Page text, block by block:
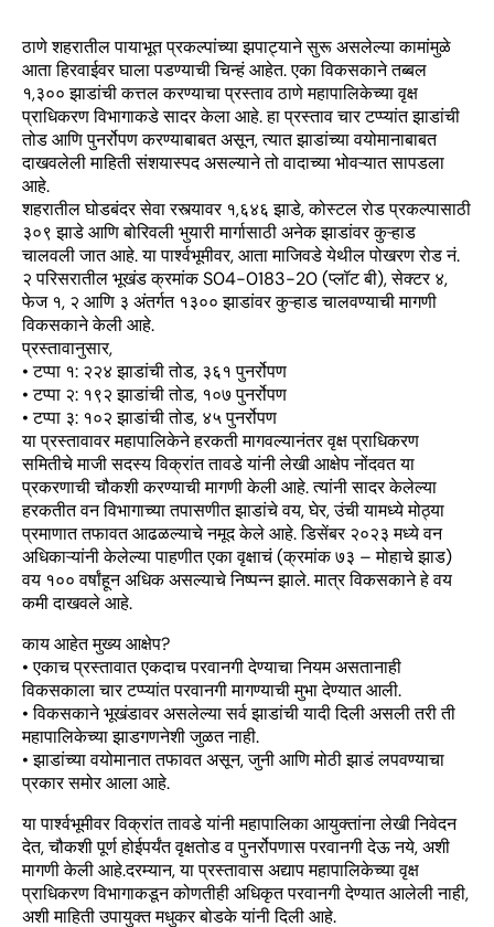
ठाणे शहरातील पायाभूत प्रकल्पांच्या झपाट्याने सुरू असलेल्या कामांमुळे
आता हिरवाईवर घाला पडण्याची चिन्हं आहेत. एका विकसकाने तब्बल
१,३०० झाडांची कत्तल करण्याचा प्रस्ताव ठाणे महापालिकेच्या वृक्ष
प्राधिकरण विभागाकडे सादर केला आहे. हा प्रस्ताव चार टप्प्यांत झाडांची
तोड आणि पुनर्रोपण करण्याबाबत असून, त्यात झाडांच्या वयोमानाबाबत
दाखवलेली माहिती संशयास्पद असल्याने तो वादाच्या भोवऱ्यात सापडला
आहे.
शहरातील घोडबंदर सेवा रस्त्यावर १,६४६ झाडे, कोस्टल रोड प्रकल्पासाठी
३०९ झाडे आणि बोरिवली भुयारी मार्गासाठी अनेक झाडांवर कुऱ्हाड
चालवली जात आहे. या पार्श्वभूमीवर, आता माजिवडे येथील पोखरण रोड नं.
२ परिसरातील भूखंड क्रमांक S04-0183-20 (प्लॉट बी), सेक्टर ४,
फेज १, २ आणि ३ अंतर्गत १३०० झाडांवर कुऱ्हाड चालवण्याची मागणी
विकसकाने केली आहे.
प्रस्तावानुसार,
• टप्पा १: २२४ झाडांची तोड, ३६१ पुनर्रोपण
• टप्पा २: १९२ झाडांची तोड, १०७ पुनर्रोपण
• टप्पा ३: १०२ झाडांची तोड, ४५ पुनर्रोपण
या प्रस्तावावर महापालिकेने हरकती मागवल्यानंतर वृक्ष प्राधिकरण
समितीचे माजी सदस्य विक्रांत तावडे यांनी लेखी आक्षेप नोंदवत या
प्रकरणाची चौकशी करण्याची मागणी केली आहे. त्यांनी सादर केलेल्या
हरकतीत वन विभागाच्या तपासणीत झाडांचे वय, घेर, उंची यामध्ये मोठ्या
प्रमाणात तफावत आढळल्याचे नमूद केले आहे. डिसेंबर २०२३ मध्ये वन
अधिकाऱ्यांनी केलेल्या पाहणीत एका वृक्षाचं (क्रमांक ७३ – मोहाचे झाड)
वय १०० वर्षांहून अधिक असल्याचे निष्पन्न झाले. मात्र विकसकाने हे वय
कमी दाखवले आहे.
काय आहेत मुख्य आक्षेप?
• एकाच प्रस्तावात एकदाच परवानगी देण्याचा नियम असतानाही
विकसकाला चार टप्प्यांत परवानगी मागण्याची मुभा देण्यात आली.
• विकसकाने भूखंडावर असलेल्या सर्व झाडांची यादी दिली असली तरी ती
महापालिकेच्या झाडगणनेशी जुळत नाही.
• झाडांच्या वयोमानात तफावत असून, जुनी आणि मोठी झाडं लपवण्याचा
प्रकार समोर आला आहे.
या पार्श्वभूमीवर विक्रांत तावडे यांनी महापालिका आयुक्तांना लेखी निवेदन
देत, चौकशी पूर्ण होईपर्यंत वृक्षतोड व पुनर्रोपणास परवानगी देऊ नये, अशी
मागणी केली आहे.दरम्यान, या प्रस्तावास अद्याप महापालिकेच्या वृक्ष
प्राधिकरण विभागाकडून कोणतीही अधिकृत परवानगी देण्यात आलेली नाही,
अशी माहिती उपायुक्त मधुकर बोडके यांनी दिली आहे.